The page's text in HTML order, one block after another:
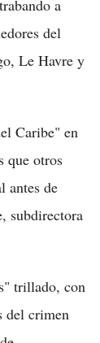
a
del
Le Havre y
Caribe" en
que otros
antes de
subdirectora
trillado, con
del crimen